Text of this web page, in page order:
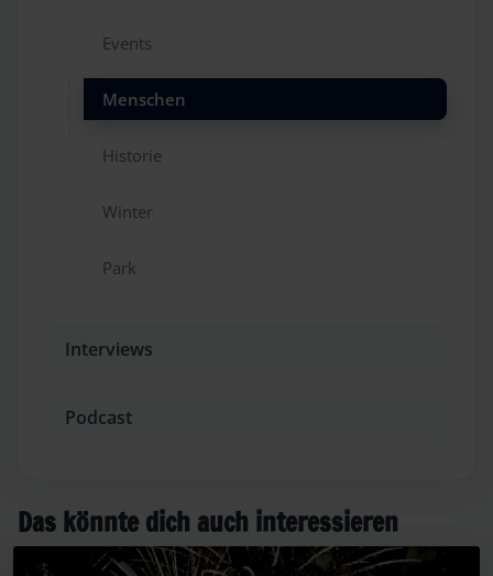
Events
Menschen
Historie
Winter
Park
Interviews
Podcast
Das könnte dich auch interessieren